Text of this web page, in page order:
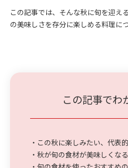
この記事では、そんな秋に旬を迎え
の美味しさを存分に楽しめる料理に
この記事でわ
・この秋に楽しみたい、代表
・秋が旬の食材が美味しくな